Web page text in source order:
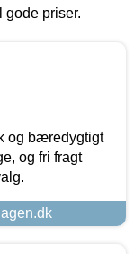
gode priser.
og bæredygtigt
og fri fragt